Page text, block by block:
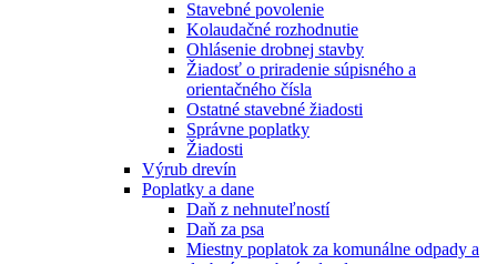
Stavebné povolenie
Kolaudačné rozhodnutie
Ohlásenie drobnej stavby
Žiadosť o priradenie súpisného a
orientačného čísla
Ostatné stavebné žiadosti
Správne poplatky
Žiadosti
Výrub drevín
Poplatky a dane
Daň z nehnuteľností
Daň za psa
Miestny poplatok za komunálne odpady a